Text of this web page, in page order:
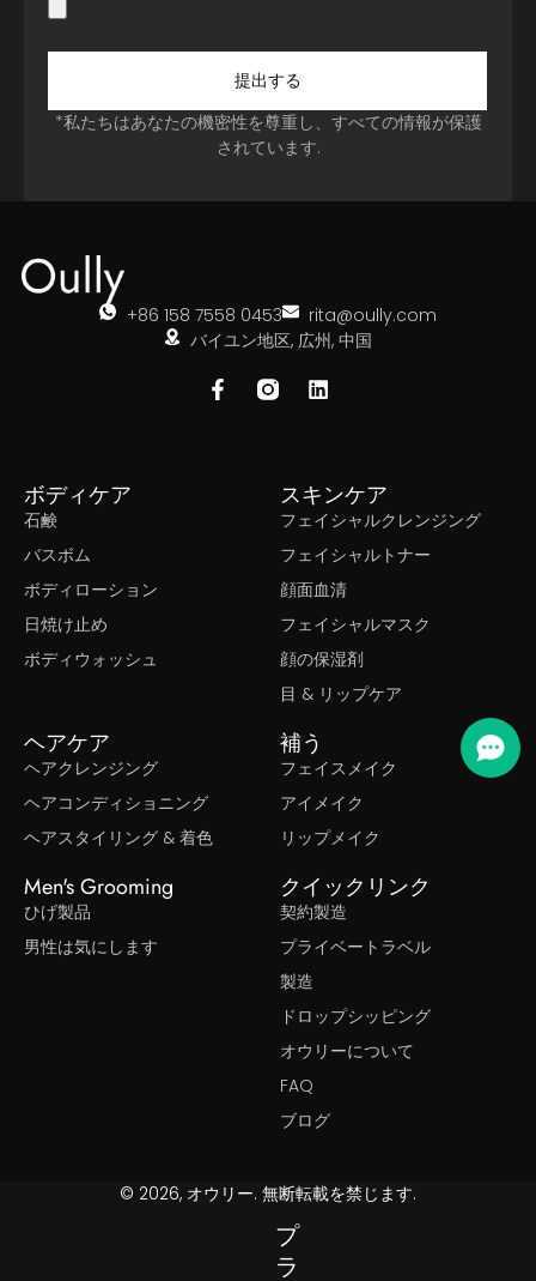
提出する
*私たちはあなたの機密性を尊重し、すべての情報が保護
されています.
+86 158 7558 0453
rita@oully.com
バイユン地区, 広州, 中国
ボディケア
石鹸
バスボム
ボディローション
日焼け止め
ボディウォッシュ
スキンケア
フェイシャルクレンジング
フェイシャルトナー
顔面血清
フェイシャルマスク
顔の保湿剤
目 & リップケア
ヘアケア
ヘアクレンジング
ヘアコンディショニング
ヘアスタイリング & 着色
補う
フェイスメイク
アイメイク
リップメイク
Men's Grooming
ひげ製品
男性は気にします
クイックリンク
契約製造
プライベートラベル
製造
ドロップシッピング
オウリーについて
FAQ
ブログ
© 2026, オウリー. 無断転載を禁じます.
プ
ラ